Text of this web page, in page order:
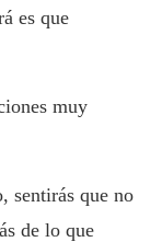
es que
muy
sentirás que no
de lo que